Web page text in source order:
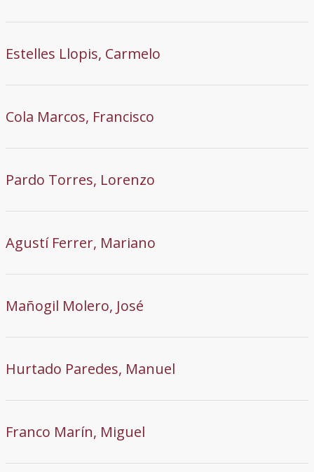
Estelles Llopis, Carmelo
Cola Marcos, Francisco
Pardo Torres, Lorenzo
Agustí Ferrer, Mariano
Mañogil Molero, José
Hurtado Paredes, Manuel
Franco Marín, Miguel